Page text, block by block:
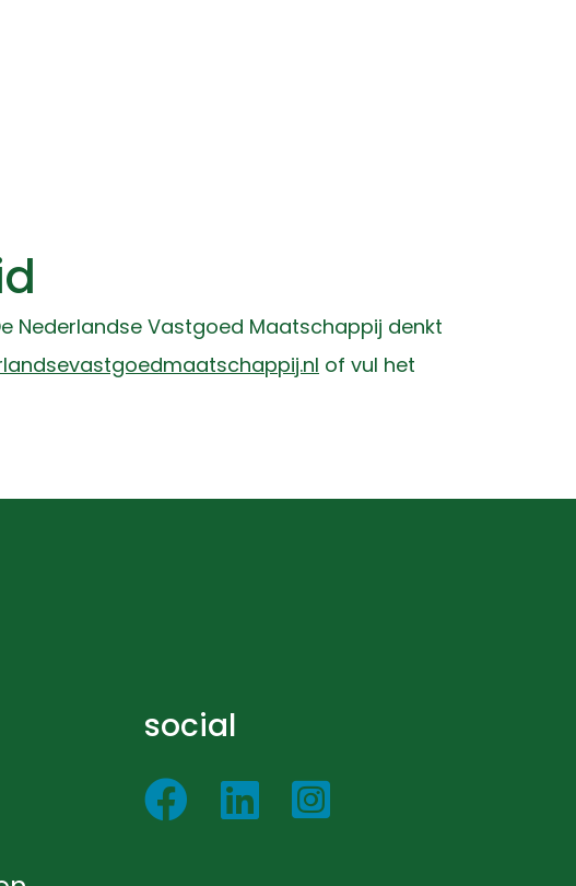
Nederlandse Vastgoed Maatschappij denkt
of vul het
social